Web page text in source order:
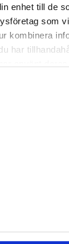
enhet till de
som
kombinera
har
Nej
mark eller